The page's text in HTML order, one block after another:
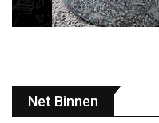
Net Binnen